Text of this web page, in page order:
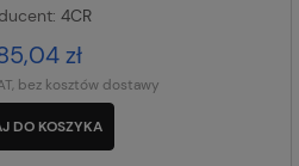
4CR
zł
bez kosztów dostawy
DO KOSZYKA